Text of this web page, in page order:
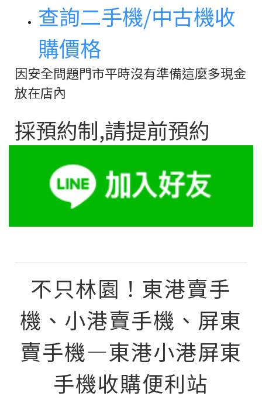
查詢二手機/中古機收
購價格
因安全問題門市平時沒有準備這麼多現金
放在店內
採預約制,請提前預約
不只林園！東港賣手
機、小港賣手機、屏東
賣手機—東港小港屏東
手機收購便利站